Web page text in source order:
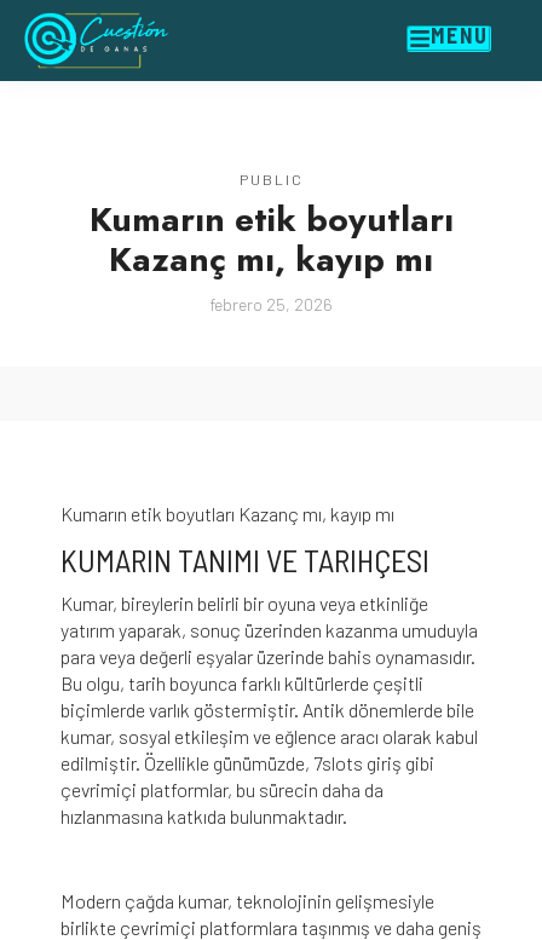
MENU
PUBLIC
Kumarın etik boyutları
Kazanç mı, kayıp mı
febrero 25, 2026
Kumarın etik boyutları Kazanç mı, kayıp mı
KUMARIN TANIMI VE TARIHÇESI
Kumar, bireylerin belirli bir oyuna veya etkinliğe
yatırım yaparak, sonuç üzerinden kazanma umuduyla
para veya değerli eşyalar üzerinde bahis oynamasıdır.
Bu olgu, tarih boyunca farklı kültürlerde çeşitli
biçimlerde varlık göstermiştir. Antik dönemlerde bile
kumar, sosyal etkileşim ve eğlence aracı olarak kabul
edilmiştir. Özellikle günümüzde, 7slots giriş gibi
çevrimiçi platformlar, bu sürecin daha da
hızlanmasına katkıda bulunmaktadır.
Modern çağda kumar, teknolojinin gelişmesiyle
birlikte çevrimiçi platformlara taşınmış ve daha geniş